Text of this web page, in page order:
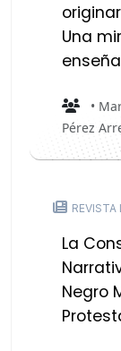
Una
•
Pérez
La
Negro